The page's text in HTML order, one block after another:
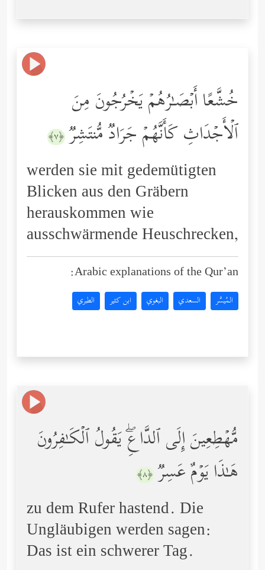
خُشَّعًا أَبۡصَـٰرُهُمۡ یَخۡرُجُونَ مِنَ
ٱلۡأَجۡدَاثِ كَأَنَّهُمۡ جَرَادࣱ مُّنتَشِرࣱ ﴿٧﴾
werden sie mit gedemütigten
Blicken aus den Gräbern
herauskommen wie
ausschwärmende Heuschrecken,
Arabic explanations of the Qur’an:
المُيسَّر السعدي البغوي ابن كثير الطبري
مُّهۡطِعِینَ إِلَى ٱلدَّاعِۖ یَقُولُ ٱلۡكَـٰفِرُونَ
هَـٰذَا یَوۡمٌ عَسِرࣱ ﴿٨﴾
zu dem Rufer hastend. Die
Ungläubigen werden sagen:
Das ist ein schwerer Tag.